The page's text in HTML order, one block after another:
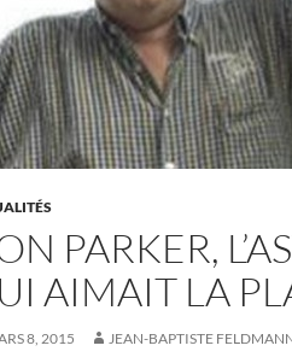
PARKER,
AIMAIT LA
8, 2015 JEAN-BAPTISTE